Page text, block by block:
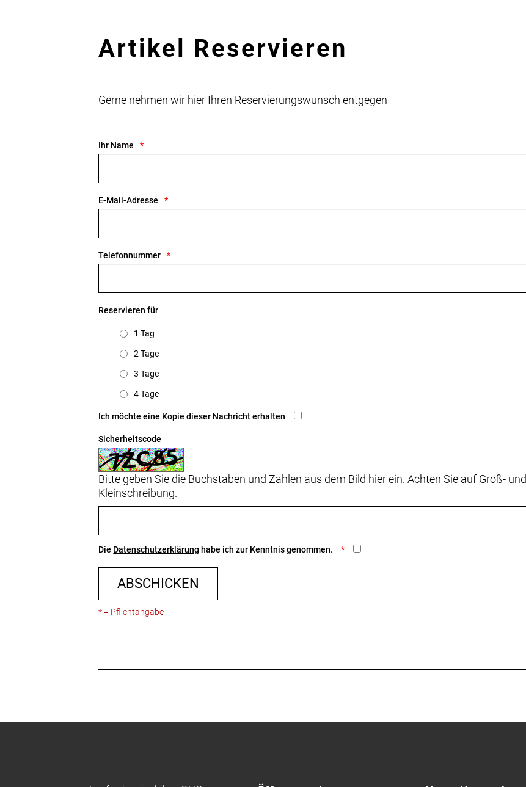
Artikel Reservieren
Gerne nehmen wir hier Ihren Reservierungswunsch entgegen
Ihr Name
E-Mail-Adresse
Telefonnummer
Reservieren für
1 Tag
2 Tage
3 Tage
4 Tage
Ich möchte eine Kopie dieser Nachricht erhalten
Sicherheitscode
Bitte geben Sie die Buchstaben und Zahlen aus dem Bild hier ein. Achten Sie auf Groß- und
Kleinschreibung.
Die Datenschutzerklärung habe ich zur Kenntnis genommen.
ABSCHICKEN
* = Pflichtangabe